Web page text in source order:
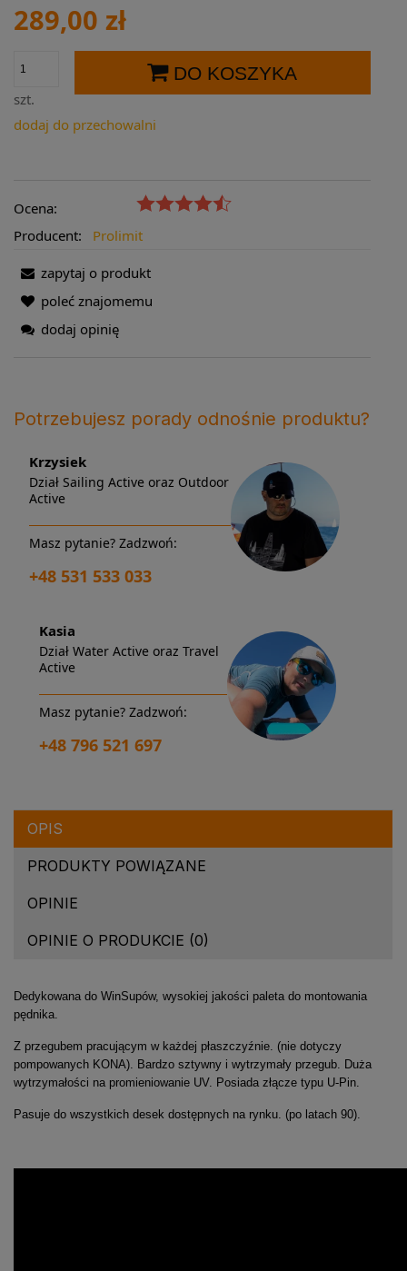
289,00 zł
szt.
DO KOSZYKA
dodaj do przechowalni
Ocena:
Producent:
Prolimit
zapytaj o produkt
poleć znajomemu
dodaj opinię
Potrzebujesz porady odnośnie produktu?
Krzysiek
Dział Sailing Active oraz Outdoor
Active
Masz pytanie? Zadzwoń:
+48 531 533 033
Kasia
Dział Water Active oraz Travel
Active
Masz pytanie? Zadzwoń:
+48 796 521 697
OPIS
PRODUKTY POWIĄZANE
OPINIE
OPINIE O PRODUKCIE (0)
Dedykowana do WinSupów, wysokiej jakości paleta do montowania
pędnika.
Z przegubem pracującym w każdej płaszczyźnie. (nie dotyczy
pompowanych KONA). Bardzo sztywny i wytrzymały przegub. Duża
wytrzymałości na promieniowanie UV. Posiada złącze typu U-Pin.
Pasuje do wszystkich desek dostępnych na rynku. (po latach 90).